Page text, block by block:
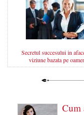
Secretul succesului in
viziune bazata pe
Cum